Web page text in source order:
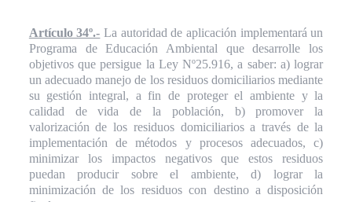
Artículo 34º.- La autoridad de aplicación implementará un
Programa de Educación Ambiental que desarrolle los
objetivos que persigue la Ley Nº25.916, a saber: a) lograr
un adecuado manejo de los residuos domiciliarios mediante
su gestión integral, a fin de proteger el ambiente y la
calidad de vida de la población, b) promover la
valorización de los residuos domiciliarios a través de la
implementación de métodos y procesos adecuados, c)
minimizar los impactos negativos que estos residuos
puedan producir sobre el ambiente, d) lograr la
minimización de los residuos con destino a disposición